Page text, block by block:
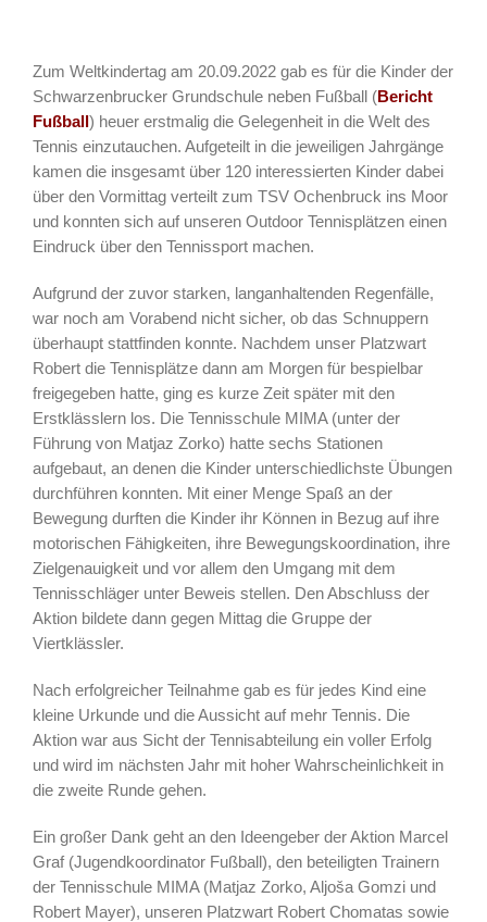
Zum Weltkindertag am 20.09.2022 gab es für die Kinder der
Schwarzenbrucker Grundschule neben Fußball (Bericht
Fußball) heuer erstmalig die Gelegenheit in die Welt des
Tennis einzutauchen. Aufgeteilt in die jeweiligen Jahrgänge
kamen die insgesamt über 120 interessierten Kinder dabei
über den Vormittag verteilt zum TSV Ochenbruck ins Moor
und konnten sich auf unseren Outdoor Tennisplätzen einen
Eindruck über den Tennissport machen.
Aufgrund der zuvor starken, langanhaltenden Regenfälle,
war noch am Vorabend nicht sicher, ob das Schnuppern
überhaupt stattfinden konnte. Nachdem unser Platzwart
Robert die Tennisplätze dann am Morgen für bespielbar
freigegeben hatte, ging es kurze Zeit später mit den
Erstklässlern los. Die Tennisschule MIMA (unter der
Führung von Matjaz Zorko) hatte sechs Stationen
aufgebaut, an denen die Kinder unterschiedlichste Übungen
durchführen konnten. Mit einer Menge Spaß an der
Bewegung durften die Kinder ihr Können in Bezug auf ihre
motorischen Fähigkeiten, ihre Bewegungskoordination, ihre
Zielgenauigkeit und vor allem den Umgang mit dem
Tennisschläger unter Beweis stellen. Den Abschluss der
Aktion bildete dann gegen Mittag die Gruppe der
Viertklässler.
Nach erfolgreicher Teilnahme gab es für jedes Kind eine
kleine Urkunde und die Aussicht auf mehr Tennis. Die
Aktion war aus Sicht der Tennisabteilung ein voller Erfolg
und wird im nächsten Jahr mit hoher Wahrscheinlichkeit in
die zweite Runde gehen.
Ein großer Dank geht an den Ideengeber der Aktion Marcel
Graf (Jugendkoordinator Fußball), den beteiligten Trainern
der Tennisschule MIMA (Matjaz Zorko, Aljoša Gomzi und
Robert Mayer), unseren Platzwart Robert Chomatas sowie